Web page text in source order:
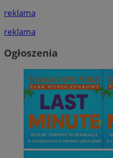
reklama
reklama
Ogłoszenia